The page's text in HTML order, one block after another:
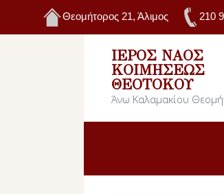
Θεομήτορος 21, Άλιμος 210
ΙΕΡΌΣ ΝΑΌΣ
ΚΟΙΜΉΣΕΩΣ
ΘΕΟΤΌΚΟΥ
Άνω Καλαμακίου